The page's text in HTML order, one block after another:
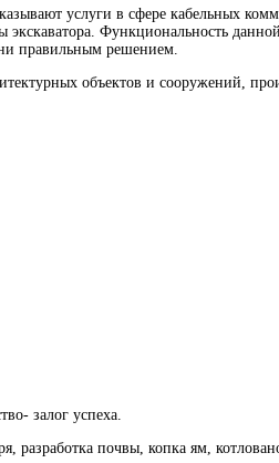
услуги в сфере кабельных
экскаватора. Функциональность
правильным решением.
объектов и сооружений,
залог успеха.
разработка почвы, копка ям,